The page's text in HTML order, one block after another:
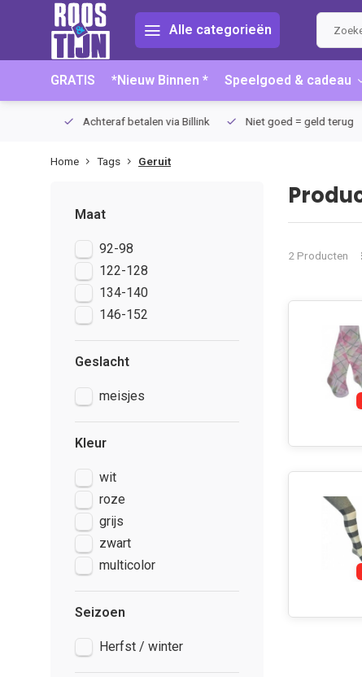
Alle categorieën
GRATIS *Nieuw Binnen * Speelgoed & cadeau
Achteraf betalen via Billink Niet goed = geld terug
Home Tags Geruit
Maat
92-98
122-128
134-140
146-152
Geslacht
meisjes
Kleur
wit
roze
grijs
zwart
multicolor
Seizoen
Herfst / winter
2 Producten